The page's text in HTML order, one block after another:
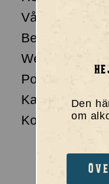
Den
om
Våra ölsorter!
Besök oss /
Webbutik
Portal
Kassa
Kontakta oss